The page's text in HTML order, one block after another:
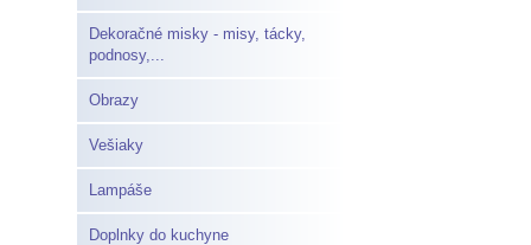
Dekoračné misky - misy, tácky,
podnosy,...
Obrazy
Vešiaky
Lampáše
Doplnky do kuchyne